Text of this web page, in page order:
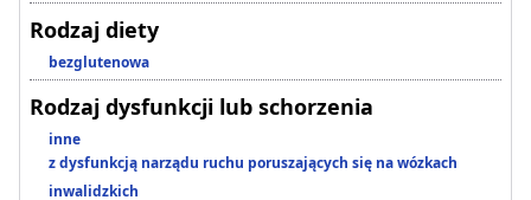
Rodzaj diety
bezglutenowa
Rodzaj dysfunkcji lub schorzenia
inne
z dysfunkcją narządu ruchu poruszających się na wózkach
inwalidzkich